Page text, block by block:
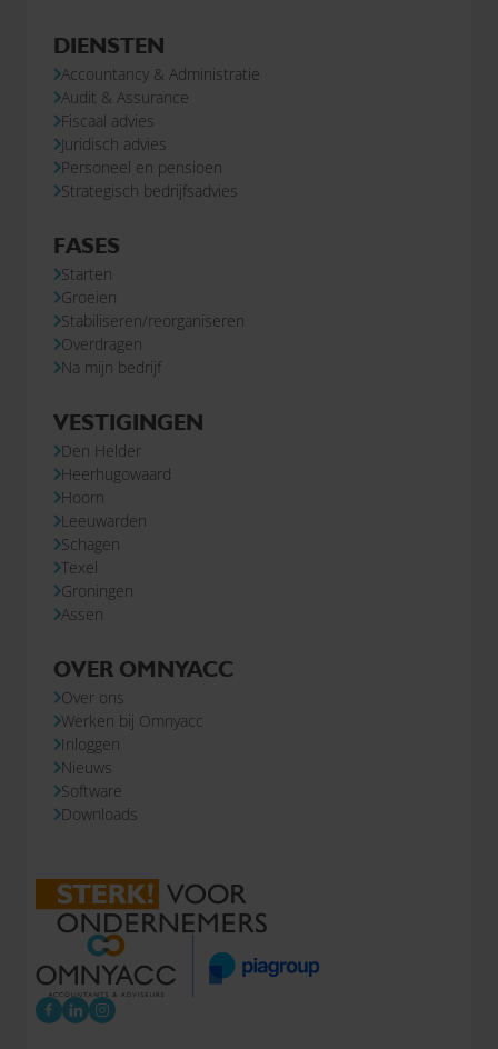
DIENSTEN
Accountancy & Administratie
Audit & Assurance
Fiscaal advies
Juridisch advies
Personeel en pensioen
Strategisch bedrijfsadvies
FASES
Starten
Groeien
Stabiliseren/reorganiseren
Overdragen
Na mijn bedrijf
VESTIGINGEN
Den Helder
Heerhugowaard
Hoorn
Leeuwarden
Schagen
Texel
Groningen
Assen
OVER OMNYACC
Over ons
Werken bij Omnyacc
Inloggen
Nieuws
Software
Downloads